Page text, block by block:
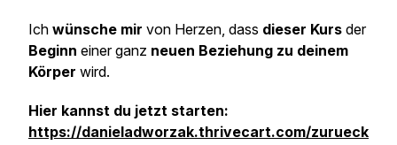
Ich wünsche mir von Herzen, dass dieser Kurs der
Beginn einer ganz neuen Beziehung zu deinem
Körper wird.
Hier kannst du jetzt starten:
https://danieladworzak.thrivecart.com/zurueck